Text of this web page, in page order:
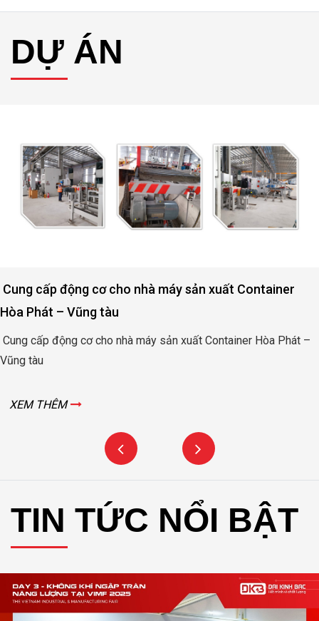
DỰ ÁN
Cung cấp động cơ cho nhà máy sản xuất Container
Hòa Phát – Vũng tàu
Cung cấp động cơ cho nhà máy sản xuất Container Hòa Phát –
Vũng tàu
XEM THÊM
TIN TỨC NỔI BẬT